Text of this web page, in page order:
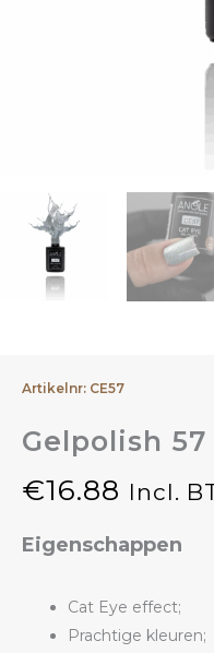
Artikelnr: CE57
Gelpolish 57
€16.88 Incl.
Eigenschappen
Cat Eye effect;
Prachtige kleuren;